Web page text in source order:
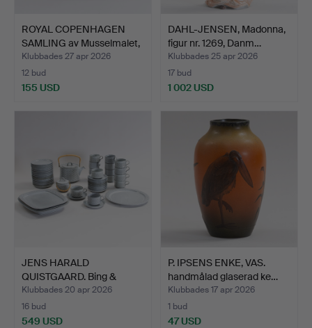
ROYAL COPENHAGEN
SAMLING av Musselmalet,
2…
Klubbades 27 apr 2026
12 bud
155 USD
DAHL-JENSEN, Madonna,
figur nr. 1269, Danm…
Klubbades 25 apr 2026
17 bud
1 002 USD
JENS HARALD
QUISTGAARD. Bing &
Grøndahl / …
Klubbades 20 apr 2026
16 bud
549 USD
P. IPSENS ENKE, VAS.
handmålad glaserad ke…
Klubbades 17 apr 2026
1 bud
47 USD